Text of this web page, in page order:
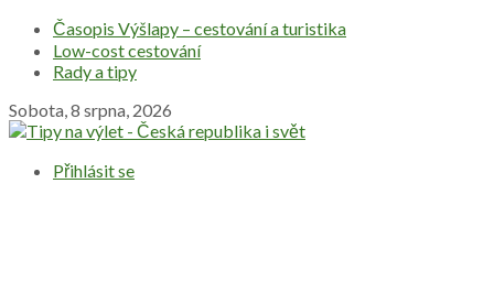
Časopis Výšlapy – cestování a turistika
Low-cost cestování
Rady a tipy
Sobota, 8 srpna, 2026
Přihlásit se